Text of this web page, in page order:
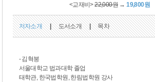
<교재비>22,000원 →19,800원
저자소개 | 도서소개 | 목차
- 김혁붕
서울대학교 법과대학 졸업
태학관, 한국법학원, 한림법학원 강사